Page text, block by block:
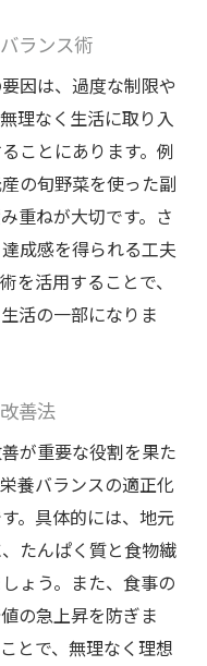
ランス術
因は、過度な制限や
理なく生活に取り入
ことにあります。例
の旬野菜を使った副
重ねが大切です。さ
成感を得られる工夫
を活用することで、
活の一部になりま
善法
が重要な役割を果た
養バランスの適正化
。具体的には、地元
たんぱく質と食物繊
ょう。また、食事の
の急上昇を防ぎま
とで、無理なく理想